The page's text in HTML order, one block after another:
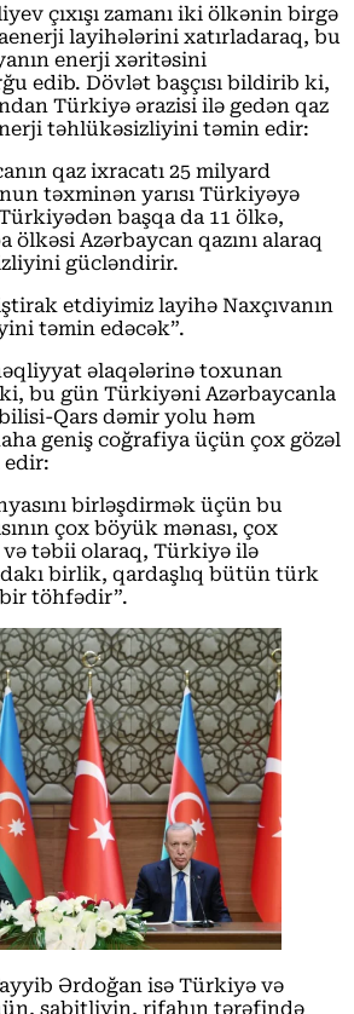
çıxışı zamanı iki ölkənin birgə
layihələrini xatırladaraq, bu
enerji xəritəsini
edib. Dövlət başçısı bildirib ki,
Türkiyə ərazisi ilə gedən qaz
təhlükəsizliyini təmin edir:
qaz ixracatı 25 milyard
təxminən yarısı Türkiyəyə
başqa da 11 ölkə,
ölkəsi Azərbaycan qazını alaraq
gücləndirir.
etdiyimiz layihə Naxçıvanın
təmin edəcək”.
əlaqələrinə toxunan
bu gün Türkiyəni Azərbaycanla
Qars dəmir yolu həm
geniş coğrafiya üçün çox gözəl
birləşdirmək üçün bu
çox böyük mənası, çox
təbii olaraq, Türkiyə ilə
birlik, qardaşlıq bütün türk
töhfədir”.
Ərdoğan isə Türkiyə və
sabitliyin, rifahın tərəfində